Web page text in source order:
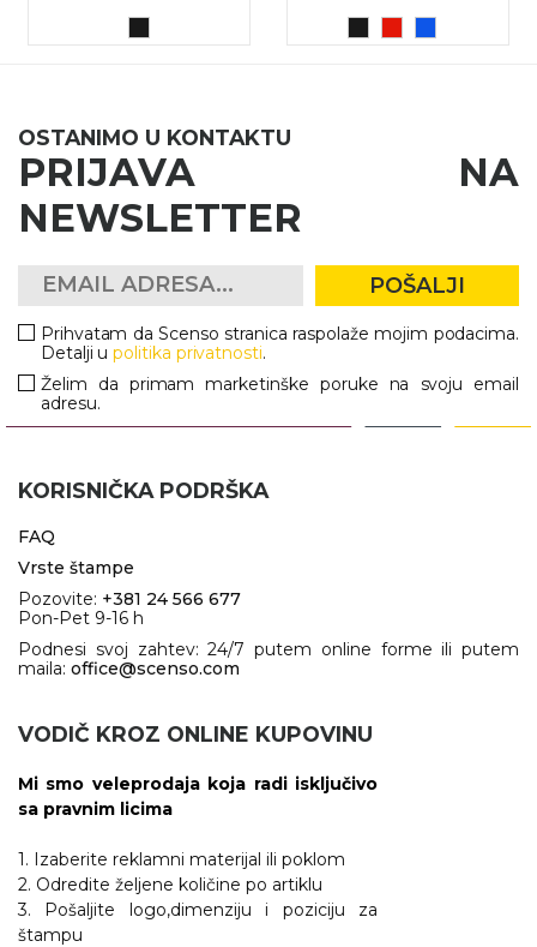
OSTANIMO U KONTAKTU
PRIJAVA NA
NEWSLETTER
POŠALJI
Prihvatam da Scenso stranica raspolaže mojim podacima.
Detalji upolitika privatnosti.
Želim da primam marketinške poruke na svoju email
adresu.
KORISNIČKA PODRŠKA
FAQ
Vrste štampe
Pozovite: +381 24 566 677
Pon-Pet 9-16 h
Podnesi svoj zahtev: 24/7 putem online forme ili putem
maila: office@scenso.com
VODIČ KROZ ONLINE KUPOVINU
Mi smo veleprodaja koja radi isključivo
sa pravnim licima
1. Izaberite reklamni materijal ili poklom
2. Odredite željene količine po artiklu
3. Pošaljite logo,dimenziju i poziciju za
štampu